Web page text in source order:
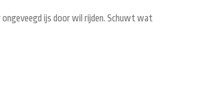
ongeveegd ijs door wil rijden. Schuwt wat